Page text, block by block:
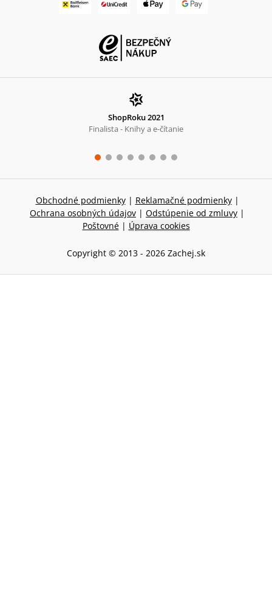
ShopRoku 2021
Finalista - Knihy a e-čítanie
Obchodné podmienky | Reklamačné podmienky |
Ochrana osobných údajov | Odstúpenie od zmluvy |
Poštovné | Úprava cookies
Copyright © 2013 - 2026 Zachej.sk